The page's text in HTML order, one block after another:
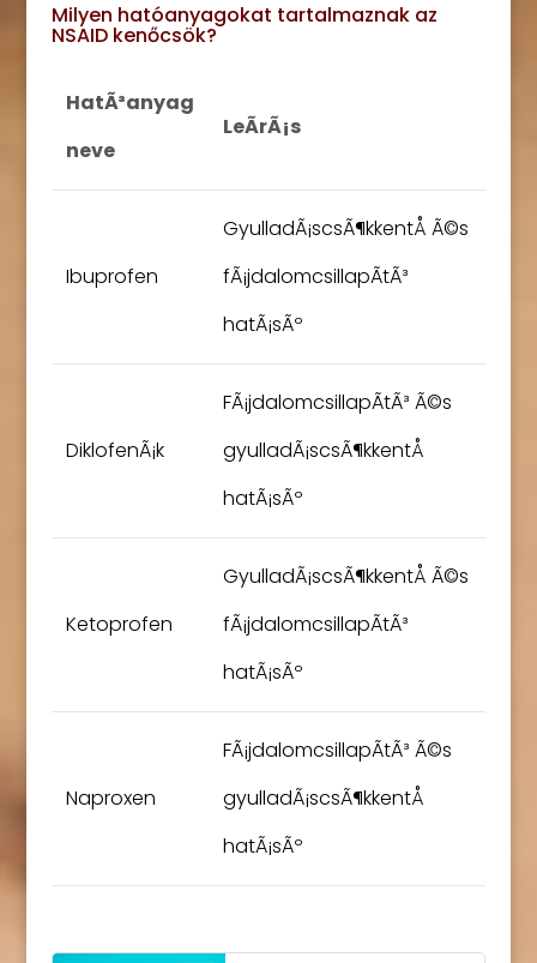
Milyen hatóanyagokat tartalmaznak az
NSAID kenőcsök?
HatÃ³anyag
neve
LeÃ­rÃ¡s
Ibuprofen
GyulladÃ¡scsÃ¶kkentÅ Ã©s
fÃ¡jdalomcsillapÃ­tÃ³
hatÃ¡sÃº
DiklofenÃ¡k
FÃ¡jdalomcsillapÃ­tÃ³ Ã©s
gyulladÃ¡scsÃ¶kkentÅ
hatÃ¡sÃº
Ketoprofen
GyulladÃ¡scsÃ¶kkentÅ Ã©s
fÃ¡jdalomcsillapÃ­tÃ³
hatÃ¡sÃº
Naproxen
FÃ¡jdalomcsillapÃ­tÃ³ Ã©s
gyulladÃ¡scsÃ¶kkentÅ
hatÃ¡sÃº